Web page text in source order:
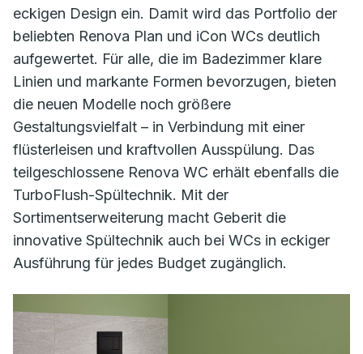
eckigen Design ein. Damit wird das Portfolio der
beliebten Renova Plan und iCon WCs deutlich
aufgewertet. Für alle, die im Badezimmer klare
Linien und markante Formen bevorzugen, bieten
die neuen Modelle noch größere
Gestaltungsvielfalt – in Verbindung mit einer
flüsterleisen und kraftvollen Ausspülung. Das
teilgeschlossene Renova WC erhält ebenfalls die
TurboFlush-Spültechnik. Mit der
Sortimentserweiterung macht Geberit die
innovative Spültechnik auch bei WCs in eckiger
Ausführung für jedes Budget zugänglich.